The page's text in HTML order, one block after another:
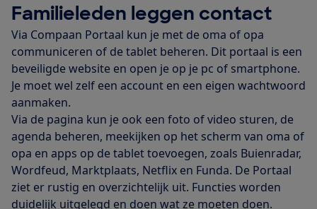
Familieleden leggen contact
Via Compaan Portaal kun je met de oma of opa
communiceren of de tablet beheren. Dit portaal is een
beveiligde website en open je op je pc of smartphone.
Je moet wel zelf een account en een eigen wachtwoord
aanmaken.
Via de pagina kun je ook een foto of video sturen, de
agenda beheren, meekijken op het scherm van oma of
opa en apps op de tablet toevoegen, zoals Buienradar,
Wordfeud, Marktplaats, Netflix en Funda. De Portaal
ziet er rustig en overzichtelijk uit. Functies worden
duidelijk uitgelegd en doen wat ze moeten doen.